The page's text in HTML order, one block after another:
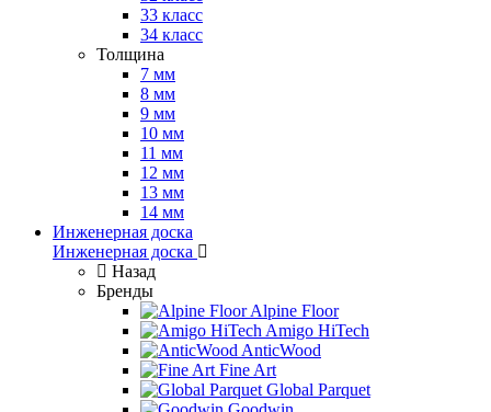
33 класс
34 класс
Толщина
7 мм
8 мм
9 мм
10 мм
11 мм
12 мм
13 мм
14 мм
Инженерная доска
Инженерная доска
Назад
Бренды
Alpine Floor
Amigo HiTech
AnticWood
Fine Art
Global Parquet